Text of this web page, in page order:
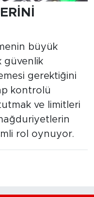
büyük
güvenlik
gerektiğini
kontrolü
ve limitleri
rol oynuyor.